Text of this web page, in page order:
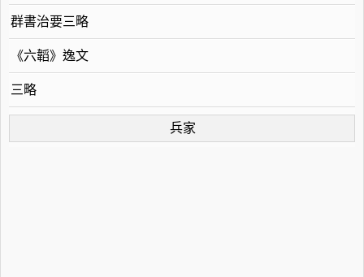
群書治要三略
《六韜》逸文
三略
兵家